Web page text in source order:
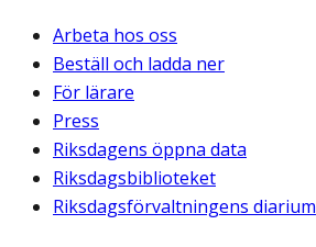
Arbeta hos oss
Beställ och ladda ner
För lärare
Press
Riksdagens öppna data
Riksdagsbiblioteket
Riksdagsförvaltningens diarium